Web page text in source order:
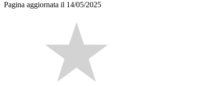
Pagina aggiornata il 14/05/2025